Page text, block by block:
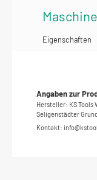
Eigenschaften
Angaben zur
Hersteller: KS Tools
Seligenstädter
Kontakt: